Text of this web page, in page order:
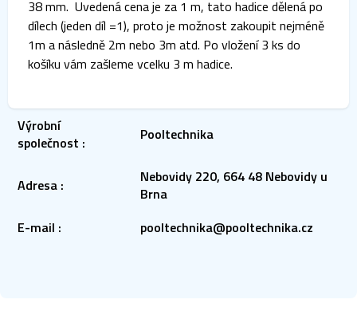
38 mm. Uvedená cena je za 1 m, tato hadice dělená po
dílech (jeden díl =1), proto je možnost zakoupit nejméně
1m a následně 2m nebo 3m atd. Po vložení 3 ks do
košíku vám zašleme vcelku 3 m hadice.
Výrobní
společnost : Pooltechnika
Adresa :
Nebovidy 220, 664 48 Nebovidy u
Brna
E-mail : pooltechnika@pooltechnika.cz